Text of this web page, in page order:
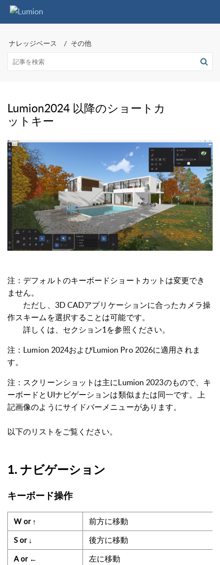
ナレッジベース その他
Lumion2024 以降のショートカ
ットキー
注：デフォルトのキーボードショートカットは変更でき
ません。
ただし、3D CADアプリケーションに合ったカメラ操
作スキームを選択することは可能です。
詳しくは、セクション1を参照ください。
注： Lumion 2024およびLumion Pro 2026に適用されま
す。
注： スクリーンショットは主にLumion 2023のもので、キ
ーボードとUIナビゲーションは類似または同一です。上
記画像のようにサイドバーメニューがあります。
以下のリストをご覧ください。
1. ナビゲーション
キーボード操作
W or ↑ 前方に移動
S or ↓ 後方に移動
A or ← 左に移動